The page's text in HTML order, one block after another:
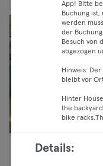
20:30 —
App! Bitte
Buchung
werden
der
Besuch von
abgezogen
Hinweis:
bleibt vor
Hinter
the
bike
Details: